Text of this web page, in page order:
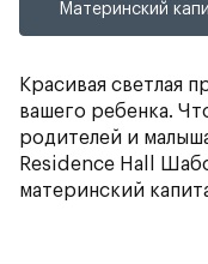
Материнский
Красивая светлая
вашего ребенка.
родителей и
Residence Hall
материнский